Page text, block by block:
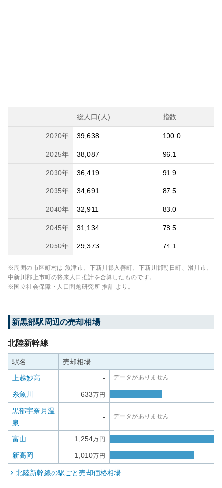
総人口(人) 指数
2020年 39,638 100.0
2025年 38,087 96.1
2030年 36,419 91.9
2035年 34,691 87.5
2040年 32,911 83.0
2045年 31,134 78.5
2050年 29,373 74.1
※周囲の市区町村は 魚津市、下新川郡入善町、下新川郡朝日町、滑川市、
中新川郡上市町の将来人口推計を合算したものです。
※国立社会保障・人口問題研究所 推計 より。
新黒部駅周辺の売却相場
北陸新幹線
駅名 売却相場
上越妙高 - データがありません
糸魚川 633万円
黒部宇奈月温
泉
- データがありません
富山 1,254万円
新高岡 1,010万円
北陸新幹線の駅ごと売却価格相場